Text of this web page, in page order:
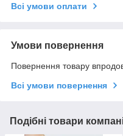
Всі умови оплати
Умови повернення
Повернення товару
Всі умови повернення
Подібні товари